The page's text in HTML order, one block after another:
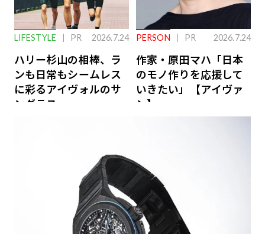
LIFESTYLE PR 2026.7.24
ハリー杉山の相棒、ラ
ンも日常もシームレス
に彩るアイヴォルのサ
ングラス
PERSON PR 2026.7.24
作家・原田マハ「日本
のモノ作りを応援して
いきたい」【アイヴァ
ン】